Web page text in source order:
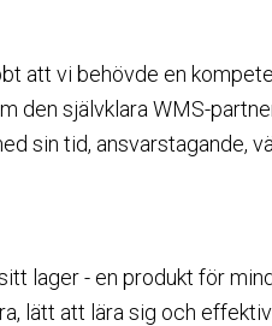
att vi behövde en
den självklara WMS-
sin tid, ansvarstagande,
lager - en produkt för
lätt att lära sig och